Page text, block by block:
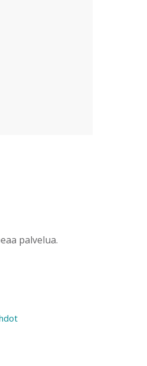
palvelua.